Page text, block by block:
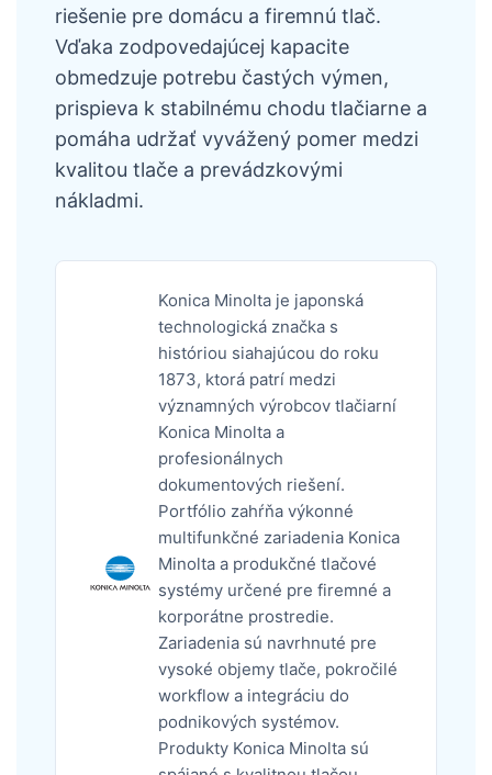
riešenie pre domácu a firemnú tlač.
Vďaka zodpovedajúcej kapacite
obmedzuje potrebu častých výmen,
prispieva k stabilnému chodu tlačiarne a
pomáha udržať vyvážený pomer medzi
kvalitou tlače a prevádzkovými
nákladmi.
Konica Minolta je japonská
technologická značka s
históriou siahajúcou do roku
1873, ktorá patrí medzi
významných výrobcov tlačiarní
Konica Minolta a
profesionálnych
dokumentových riešení.
Portfólio zahŕňa výkonné
multifunkčné zariadenia Konica
Minolta a produkčné tlačové
systémy určené pre firemné a
korporátne prostredie.
Zariadenia sú navrhnuté pre
vysoké objemy tlače, pokročilé
workflow a integráciu do
podnikových systémov.
Produkty Konica Minolta sú